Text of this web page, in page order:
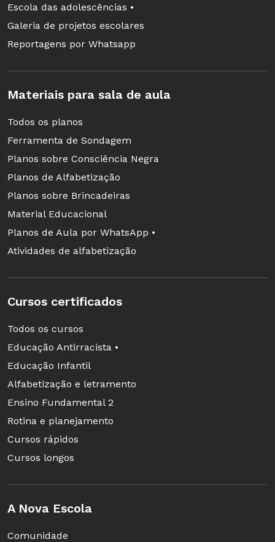
Escola das adolescências •
Galeria de projetos escolares
Reportagens por Whatsapp
Materiais para sala de aula
Todos os planos
Ferramenta de Sondagem
Planos sobre Consciência Negra
Planos de Alfabetização
Planos sobre Brincadeiras
Material Educacional
Planos de Aula por WhatsApp •
Atividades de alfabetização
Cursos certificados
Todos os cursos
Educação Antirracista •
Educação Infantil
Alfabetização e letramento
Ensino Fundamental 2
Rotina e planejamento
Cursos rápidos
Cursos longos
A Nova Escola
Comunidade